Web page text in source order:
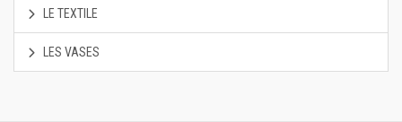
LE TEXTILE
LES VASES